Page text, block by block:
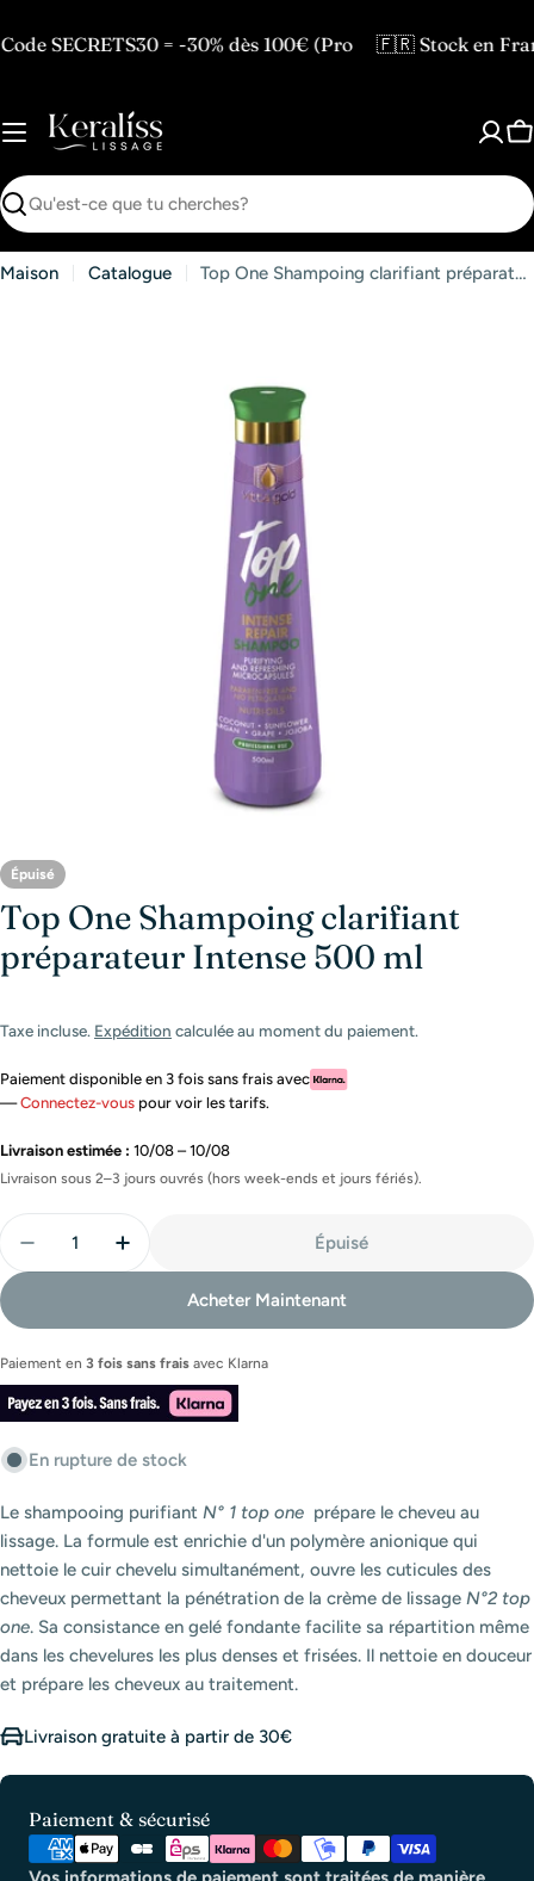
au
= -30% dès 100€ (Pro 🇫🇷 Stock en France —
Recherche
Maison Catalogue Top One Shampoing clarifiant préparateur Intense 500 ml
le média 0 en mode modal
Épuisé
Top One Shampoing clarifiant
préparateur Intense 500 ml
Taxe incluse. Expédition calculée au moment du paiement.
Paiement disponible en 3 fois sans frais avec
—Connectez-vous pour voir les tarifs.
Livraison estimée : 10/08 – 10/08
Livraison sous 2–3 jours ouvrés (hors week-ends et jours fériés).
Diminuer La Quantité Pour Top One Shampoing
Augmenter La Quantité Pour Top One
Épuisé
Acheter Maintenant
Paiement en 3 fois sans frais avec Klarna
En rupture de stock
Le shampooing purifiant N° 1 top one prépare le cheveu au
lissage. La formule est enrichie d'un polymère anionique qui
nettoie le cuir chevelu simultanément, ouvre les cuticules des
cheveux permettant la pénétration de la crème de lissage N°2 top
one. Sa consistance en gelé fondante facilite sa répartition même
dans les chevelures les plus denses et frisées. Il nettoie en douceur
et prépare les cheveux au traitement.
Livraison gratuite à partir de 30€
Paiement & sécurisé
Modes
paiement